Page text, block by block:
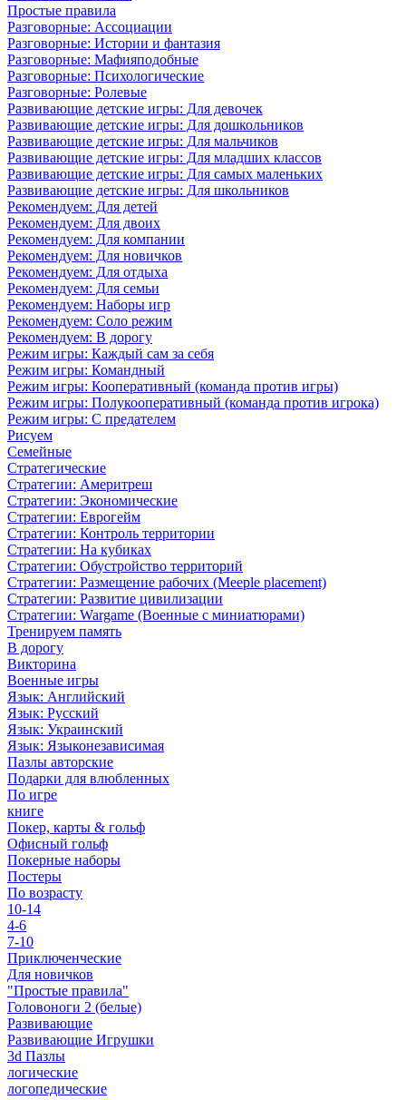
Простые правила
Разговорные: Ассоциации
Разговорные: Истории и фантазия
Разговорные: Мафияподобные
Разговорные: Психологические
Разговорные: Ролевые
Развивающие детские игры: Для девочек
Развивающие детские игры: Для дошкольников
Развивающие детские игры: Для мальчиков
Развивающие детские игры: Для младших классов
Развивающие детские игры: Для самых маленьких
Развивающие детские игры: Для школьников
Рекомендуем: Для детей
Рекомендуем: Для двоих
Рекомендуем: Для компании
Рекомендуем: Для новичков
Рекомендуем: Для отдыха
Рекомендуем: Для семьи
Рекомендуем: Наборы игр
Рекомендуем: Соло режим
Рекомендуем: В дорогу
Режим игры: Каждый сам за себя
Режим игры: Командный
Режим игры: Кооперативный (команда против игры)
Режим игры: Полукооперативный (команда против игрока)
Режим игры: С предателем
Рисуем
Семейные
Стратегические
Стратегии: Америтреш
Стратегии: Экономические
Стратегии: Еврогейм
Стратегии: Контроль территории
Стратегии: На кубиках
Стратегии: Обустройство территорий
Стратегии: Размещение рабочих (Meeple placement)
Стратегии: Развитие цивилизации
Стратегии: Wargame (Военные с миниатюрами)
Тренируем память
В дорогу
Викторина
Военные игры
Язык: Английский
Язык: Русский
Язык: Украинский
Язык: Языконезависимая
Пазлы авторские
Подарки для влюбленных
По игре
книге
Покер, карты & гольф
Офисный гольф
Покерные наборы
Постеры
По возрасту
10-14
4-6
7-10
Приключенческие
Для новичков
"Простые правила"
Головоноги 2 (белые)
Развивающие
Развивающие Игрушки
3d Пазлы
логические
логопедические